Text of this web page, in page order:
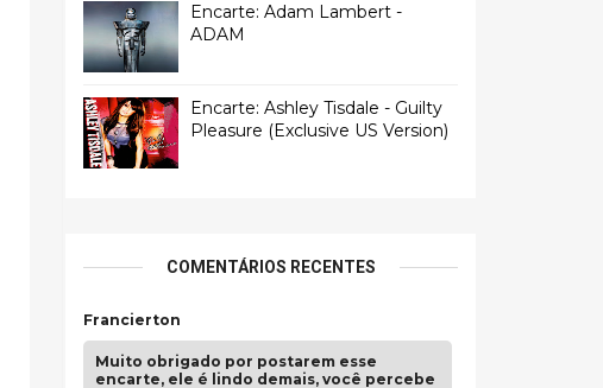
Encarte: Adam Lambert -
ADAM
Encarte: Ashley Tisdale - Guilty
Pleasure (Exclusive US Version)
COMENTÁRIOS RECENTES
Francierton
Muito obrigado por postarem esse
encarte, ele é lindo demais, você percebe